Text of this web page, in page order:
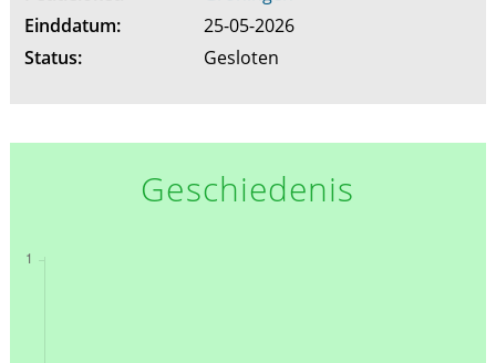
Einddatum:
25-05-2026
Status:
Gesloten
Geschiedenis